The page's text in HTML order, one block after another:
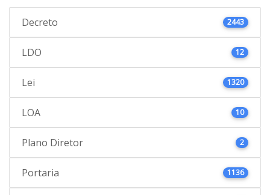
Decreto 2443
LDO 12
Lei 1320
LOA 10
Plano Diretor 2
Portaria 1136